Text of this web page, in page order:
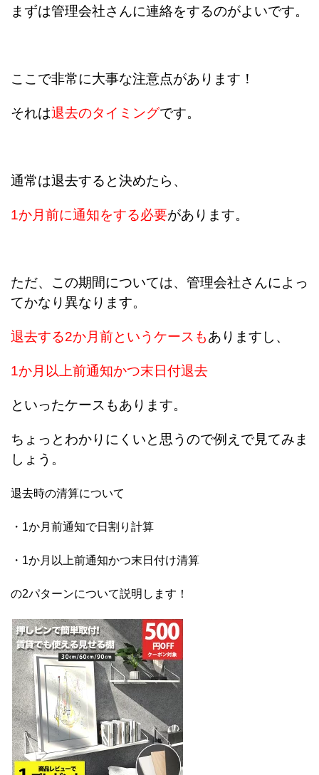
まずは管理会社さんに連絡をするのがよいです。
ここで非常に大事な注意点があります！
それは退去のタイミングです。
通常は退去すると決めたら、
1か月前に通知をする必要があります。
ただ、この期間については、管理会社さんによっ
てかなり異なります。
退去する2か月前というケースもありますし、
1か月以上前通知かつ末日付退去
といったケースもあります。
ちょっとわかりにくいと思うので例えで見てみま
しょう。
退去時の清算について
・1か月前通知で日割り計算
・1か月以上前通知かつ末日付け清算
の2パターンについて説明します！